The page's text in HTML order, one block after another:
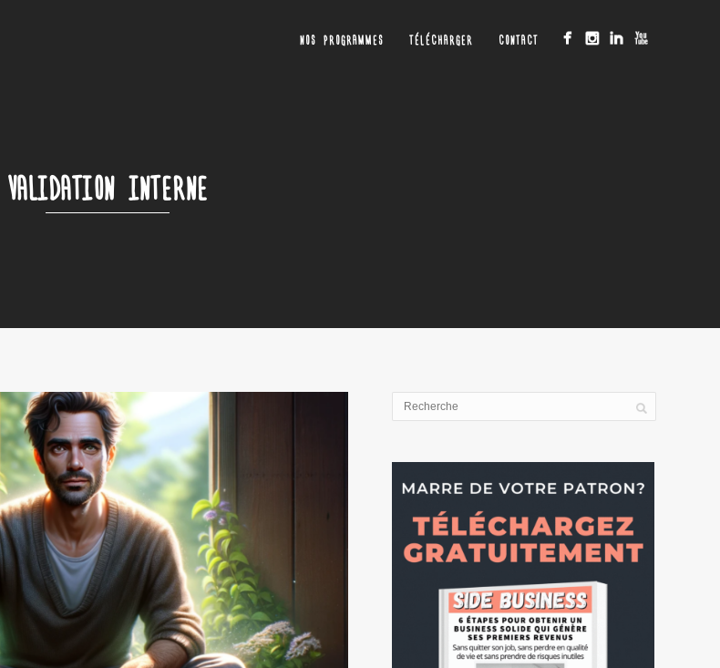
NOS PROGRAMMES TÉLÉCHARGER CONTACT
VALIDATION INTERNE